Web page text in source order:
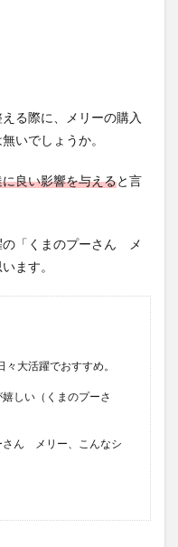
る際に、メリーの購入
いでしょうか。
良い影響を与えると言
の「くまのプーさん メ
ます。
大活躍でおすすめ。
しい（くまのプーさ
さん メリー、こんなシ